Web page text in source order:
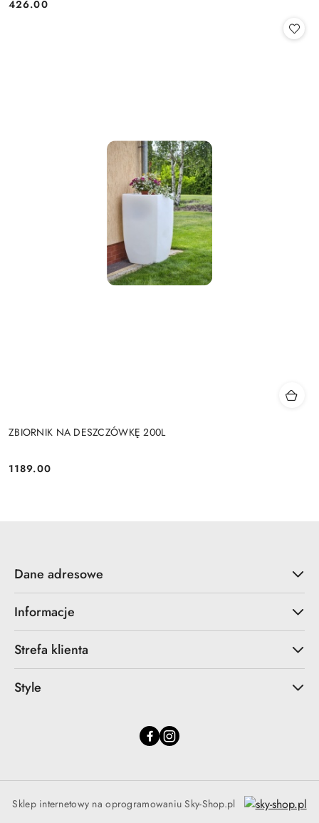
Cena:
426.00
ZBIORNIK NA DESZCZÓWKĘ 200L
Cena:
1189.00
Dane adresowe
Informacje
Strefa klienta
Style
Sklep internetowy na oprogramowaniu Sky-Shop.pl